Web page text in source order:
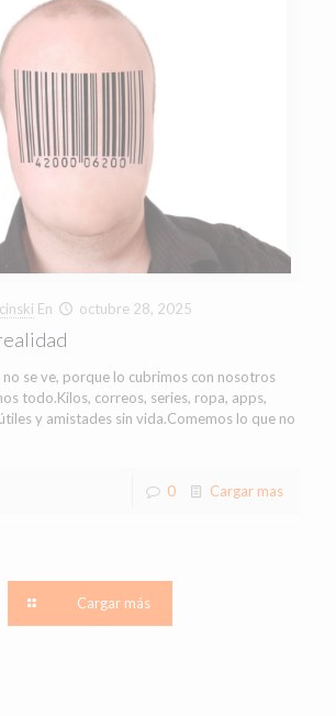
En octubre 28, 2025
se ve, porque lo cubrimos con nosotros
todo.Kilos, correos, series, ropa, apps,
y amistades sin vida.Comemos lo que no
0 Cargar mas
Cargar más